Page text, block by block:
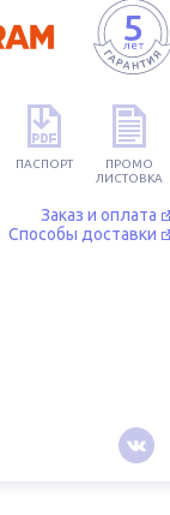
ПАСПОРТ
ПРОМО
ЛИСТОВКА
Заказ и оплата
Способы доставки